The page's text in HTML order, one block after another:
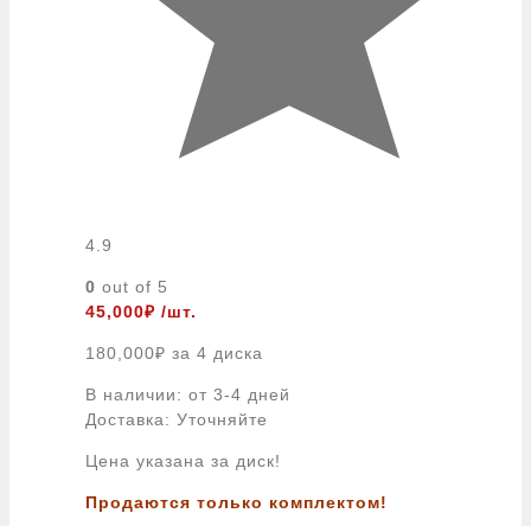
4.9
0 out of 5
45,000₽ /шт.
180,000₽ за 4 диска
В наличии: от 3-4 дней
Доставка: Уточняйте
Цена указана за диск!
Продаются только комплектом!